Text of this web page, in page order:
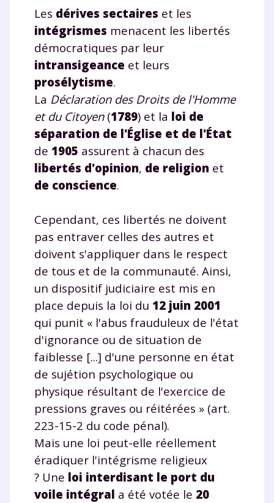
Les dérives sectaires et les
intégrismes menacent les libertés
démocratiques par leur
intransigeance et leurs
prosélytisme.
La Déclaration des Droits de l'Homme
et du Citoyen(1789) et la loi de
séparation de l'Église et de l'État
de 1905 assurent à chacun des
libertés d'opinion, de religion et
de conscience.
Cependant, ces libertés ne doivent
pas entraver celles des autres et
doivent s'appliquer dans le respect
de tous et de la communauté. Ainsi,
un dispositif judiciaire est mis en
place depuis la loi du 12 juin 2001
qui punit « l'abus frauduleux de l'état
d'ignorance ou de situation de
faiblesse [...] d'une personne en état
de sujétion psychologique ou
physique résultant de l'exercice de
pressions graves ou réitérées » (art.
223-15-2 du code pénal).
Mais une loi peut-elle réellement
éradiquer l'intégrisme religieux
? Une loi interdisant le port du
voile intégral a été votée le 20
Envie de progresser
et de réussir votre